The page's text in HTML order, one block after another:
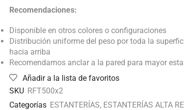
Recomendaciones:
Disponible en otros colores o configuraciones
Distribución uniforme del peso por toda la
hacia arriba
Recomendamos anclar a la pared para mayor
Añadir a la lista de favoritos
SKU RFT500x2
Categorías ESTANTERÍAS, ESTANTERÍAS ALTA